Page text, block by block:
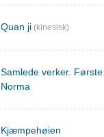
Quan ji (kinesisk)
Samlede verker.
Norma
Kjæmpehøien